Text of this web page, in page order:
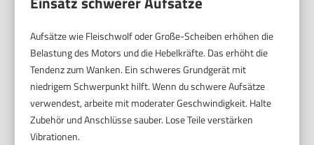
Aufsätze wie Fleischwolf oder Große-Scheiben erhöhen die
Belastung des Motors und die Hebelkräfte. Das erhöht die
Tendenz zum Wanken. Ein schweres Grundgerät mit
niedrigem Schwerpunkt hilft. Wenn du schwere Aufsätze
verwendest, arbeite mit moderater Geschwindigkeit. Halte
Zubehör und Anschlüsse sauber. Lose Teile verstärken
Vibrationen.